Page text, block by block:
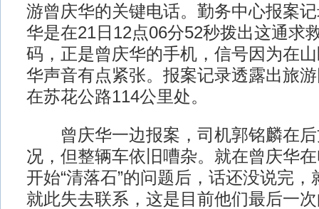
游曾庆华的关键电话。勤务中心报案
华是在21日12点06分52秒拨出这通求
码，正是曾庆华的手机，信号因为在
华声音有点紧张。报案记录透露出旅
在苏花公路114公里处。
曾庆华一边报案，司机郭铭麟在后
况，但整辆车依旧嘈杂。就在曾庆华
开始“清落石”的问题后，话还没说完
就此失去联系，这是目前他们最后一